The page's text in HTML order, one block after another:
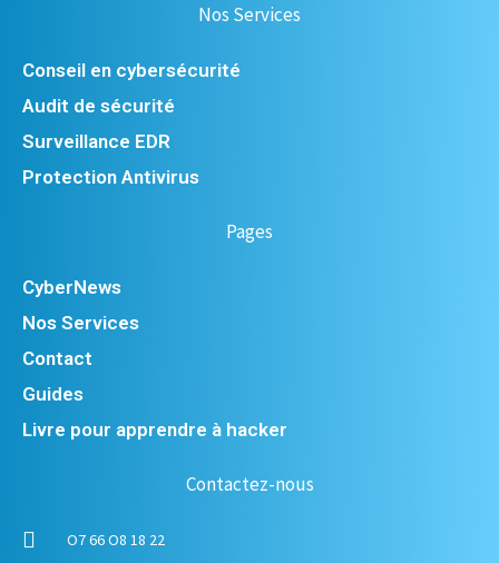
Nos Services
Conseil en cybersécurité
Audit de sécurité
Surveillance EDR
Protection Antivirus
Pages
CyberNews
Nos Services
Contact
Guides
Livre pour apprendre à hacker
Contactez-nous
O7 66 O8 18 22